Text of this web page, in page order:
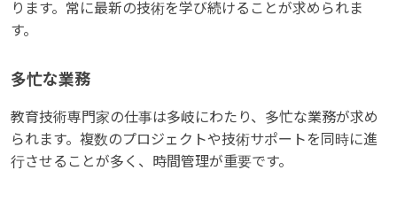
ります。常に最新の技術を学び続けることが求められま
す。
多忙な業務
教育技術専門家の仕事は多岐にわたり、多忙な業務が求め
られます。複数のプロジェクトや技術サポートを同時に進
行させることが多く、時間管理が重要です。